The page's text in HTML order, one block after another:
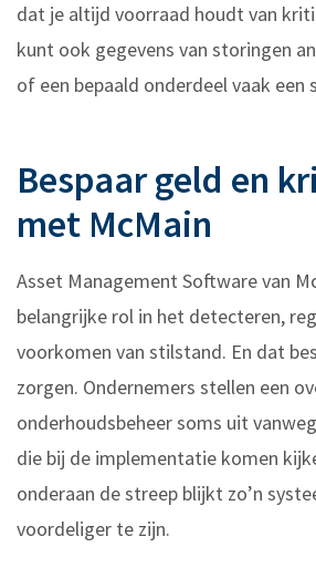
dat je altijd voorraad houdt van
kunt ook gegevens van storingen
of een bepaald onderdeel vaak
Bespaar geld en
met McMain
Asset Management Software van
belangrijke rol in het detecteren,
voorkomen van stilstand. En dat
zorgen. Ondernemers stellen een
onderhoudsbeheer soms uit
die bij de implementatie komen
onderaan de streep blijkt zo’n
voordeliger te zijn.